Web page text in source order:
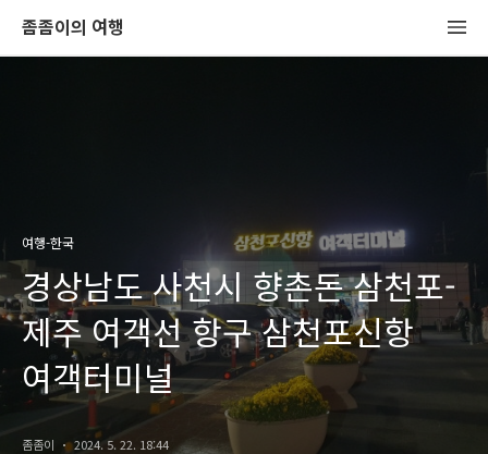
좀좀이의 여행
여행-한국
경상남도 사천시 향촌돈 삼천포-
제주 여객선 항구 삼천포신항
여객터미널
좀좀이 2024. 5. 22. 18:44